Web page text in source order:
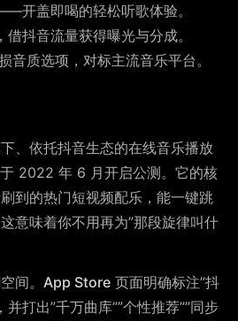
开盖即喝的轻松听歌体验。
抖音流量获得曝光与分成。
音质选项，对标主流音乐平台。
、依托抖音生态的在线音乐播放
2022 年 6 月开启公测。它的核
到的热门短视频配乐，能一键跳
意味着你不用再为”那段旋律叫什
间。 App Store 页面明确标注”抖
打出”千万曲库””个性推荐””同步